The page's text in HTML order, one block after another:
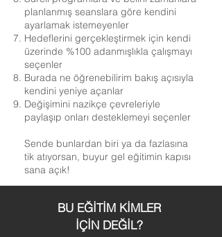
planlanmış seanslara göre kendini
ayarlamak istemeyenler
Hedeflerini gerçekleştirmek için kendi
üzerinde %100 adanmışlıkla çalışmayı
seçenler
Burada ne öğrenebilirim bakış açısıyla
kendini yeniye açanlar
Değişimini nazikçe çevreleriyle
paylaşıp onları desteklemeyi seçenler
Sende bunlardan biri ya da fazlasına
tik atıyorsan, buyur gel eğitimin kapısı
sana açık!
BU EĞİTİM KİMLER
İÇİN DEĞİL?